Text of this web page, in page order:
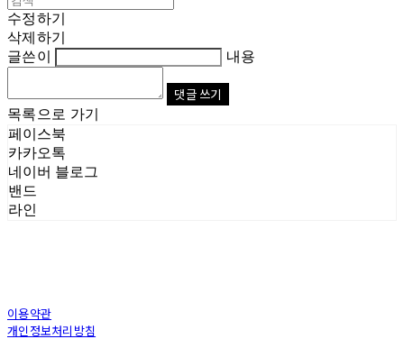
수정하기
삭제하기
글쓴이
내용
댓글 쓰기
목록으로 가기
페이스북
카카오톡
네이버 블로그
밴드
라인
이용약관
개인정보처리방침